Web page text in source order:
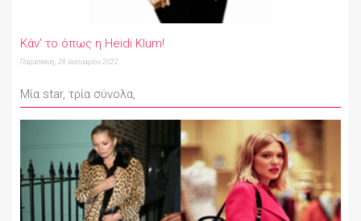
Κάν’ το όπως η Heidi Klum!
Παρασκευή, 28 Ιανουαρίου 2022
Mία star, τρία σύνολα,